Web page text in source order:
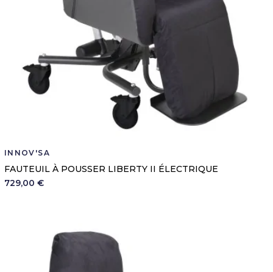
INNOV'SA
FAUTEUIL À POUSSER LIBERTY II ÉLECTRIQUE
729,00 €